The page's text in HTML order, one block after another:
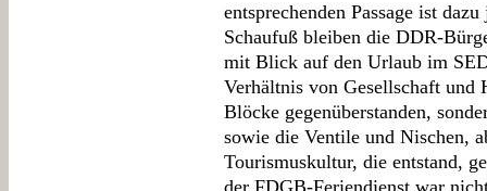
entsprechenden Passage ist
Schaufuß bleiben die DDR-
mit Blick auf den Urlaub im
Verhältnis von Gesellschaft und
Blöcke gegenüberstanden,
sowie die Ventile und Nischen,
Tourismuskultur, die entstand,
der FDGB-Feriendienst war